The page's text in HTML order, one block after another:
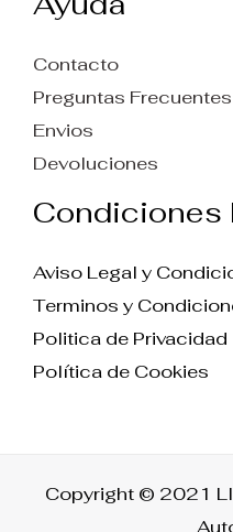
Contacto
Preguntas Frecuentes
Envios
Devoluciones
Condiciones
Aviso Legal y
Terminos y
Politica de Privacidad
Política de Cookies
Copyright © 2021